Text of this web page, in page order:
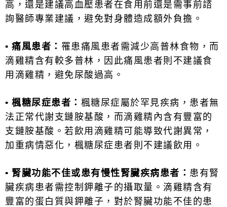
高，還是建議高血壓患者在食用前還是需事前諮
詢醫師專業建議，避免對身體造成額外負擔。
▪ 痛風患者： 罹患痛風患者需減少高普林食物，而
滴雞精含有較多普林，因此痛風患者則不建議食
用滴雞精，避免尿酸過高。
▪ 楓糖尿症患者： 楓糖尿症屬於罕見疾病，患者無
法正常代謝支鏈胺基酸，而滴雞精內含有豐富的
支鏈胺基酸。若飲用滴雞精可能導致代謝異常，
加重病情惡化，楓糖尿症患者則不建議飲用。
▪ 腎臟功能不佳或患有慢性腎臟疾病患者： 患有腎
臟疾病患者需控制鉀離子的攝取量。滴雞精含有
豐富的蛋白質與鉀離子，對於腎臟功能不佳的患